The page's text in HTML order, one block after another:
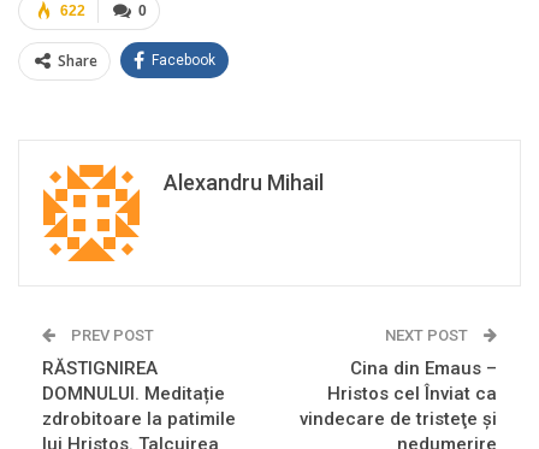
0
622
Share Facebook
Alexandru Mihail
PREV POST
RĂSTIGNIREA
DOMNULUI. Meditație
zdrobitoare la patimile
lui Hristos. Talcuirea
NEXT POST
Cina din Emaus –
Hristos cel Înviat ca
vindecare de tristeţe şi
nedumerire